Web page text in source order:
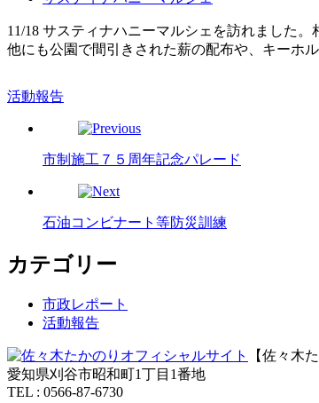
11/18 サスティナハニーマルシェを訪れました
他にも公園で間引きされた薪の配布や、キーホ
活動報告
市制施工７５周年記念パレード
石油コンビナート等防災訓練
カテゴリー
市政レポート
活動報告
【佐々木
愛知県刈谷市昭和町1丁目1番地
TEL : 0566-87-6730